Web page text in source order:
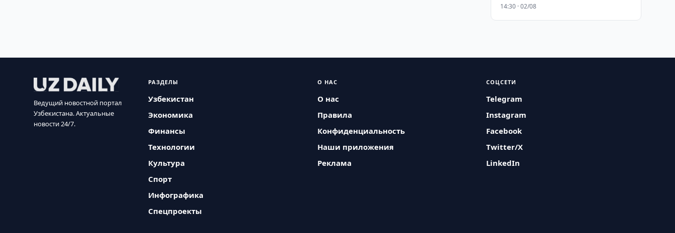
14:30 · 02/08
Ведущий новостной портал
Узбекистана. Актуальные
новости 24/7.
РАЗДЕЛЫ
Узбекистан
Экономика
Финансы
Технологии
Культура
Спорт
Инфографика
Спецпроекты
О НАС
О нас
Правила
Конфиденциальность
Наши приложения
Реклама
СОЦСЕТИ
Telegram
Instagram
Facebook
Twitter/X
LinkedIn